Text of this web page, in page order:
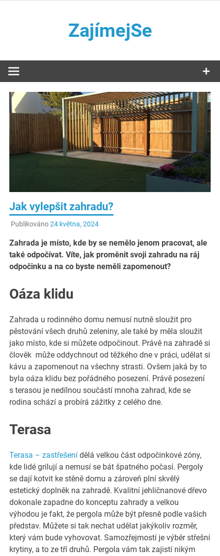
ZajímejSe
Jak vylepšit zahradu?
Publikováno24 května, 2024
Zahrada je místo, kde by se nemělo jenom pracovat, ale
také odpočívat. Víte, jak proměnit svoji zahradu na ráj
odpočinku a na co byste neměli zapomenout?
Oáza klidu
Zahrada u rodinného domu nemusí nutně sloužit pro
pěstování všech druhů zeleniny, ale také by měla sloužit
jako místo, kde si můžete odpočinout. Právě na zahradě si
člověk může oddychnout od těžkého dne v práci, udělat si
kávu a zapomenout na všechny strasti. Ovšem jaká by to
byla oáza klidu bez pořádného posezení. Právě posezení
s terasou je nedílnou součástí mnoha zahrad, kde se
rodina schází a probírá zážitky z celého dne.
Terasa
Terasa – zastřešení dělá velkou část odpočinkové zóny,
kde lidé grilují a nemusí se bát špatného počasí. Pergoly
se dají kotvit ke stěně domu a zároveň plní skvělý
estetický doplněk na zahradě. Kvalitní jehličnanové dřevo
dokonale zapadne do konceptu zahrady a velkou
výhodou je fakt, že pergola může být přesně podle vašich
představ. Můžete si tak nechat udělat jakýkoliv rozměr,
který vám bude vyhovovat. Samozřejmostí je výběr střešní
krytiny, a to ze tří druhů. Pergola vám tak zajistí nikým